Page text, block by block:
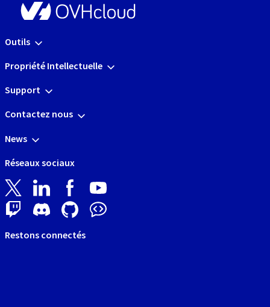
Outils
Propriété Intellectuelle
Support
Contactez nous
News
Réseaux sociaux
Restons connectés